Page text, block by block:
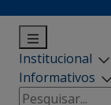
Institucional
Informativos
Pesquisar